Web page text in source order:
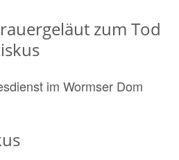
zum Tod
im Wormser Dom